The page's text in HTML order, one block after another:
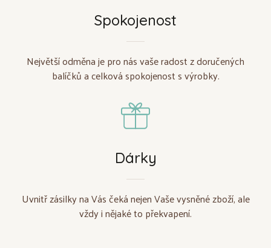
Spokojenost
Největší odměna je pro nás vaše radost z doručených
balíčků a celková spokojenost s výrobky.
Dárky
Uvnitř zásilky na Vás čeká nejen Vaše vysněné zboží, ale
vždy i nějaké to překvapení.